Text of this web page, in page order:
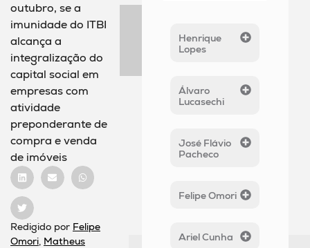
outubro, se a
imunidade do ITBI
alcança a
integralização do
capital social em
empresas com
atividade
preponderante de
compra e venda
de imóveis
Redigido por Felipe
Omori, Matheus
Henrique
Lopes
Álvaro
Lucasechi
José Flávio
Pacheco
Felipe Omori
Ariel Cunha